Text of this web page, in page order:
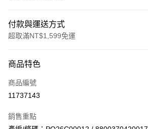
付款與運送方式
超取滿NT$1,599免運
信用卡一次付款
超商取貨付款
Apple Pay
商品特色
商品編號
11737143
銷售重點